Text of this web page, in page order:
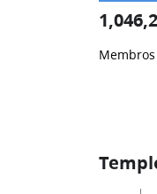
Membros